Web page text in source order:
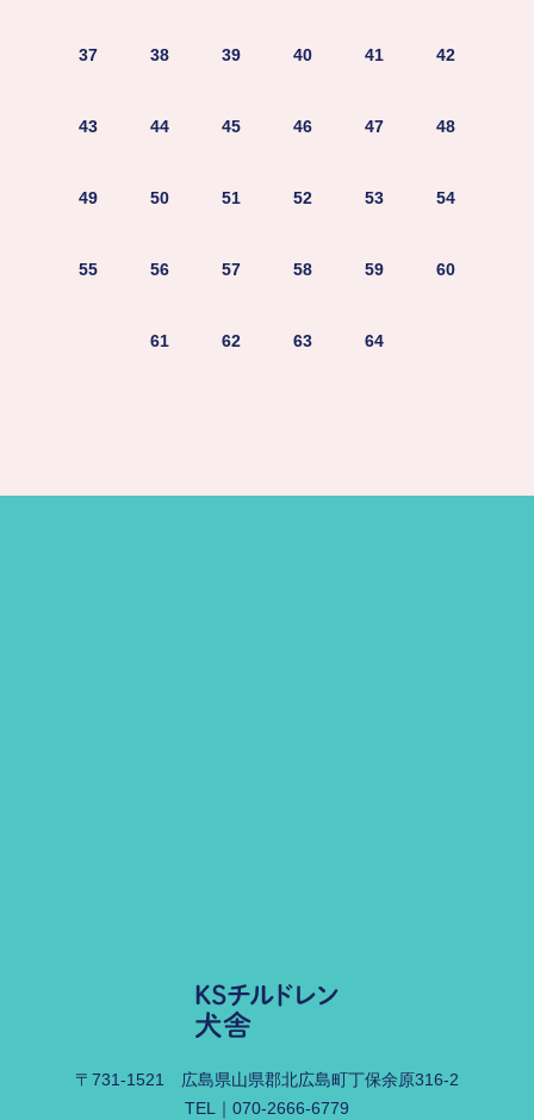
37 38 39 40 41 42
43 44 45 46 47 48
49 50 51 52 53 54
55 56 57 58 59 60
61 62 63 64
〒731-1521 広島県山県郡北広島町丁保余原316-2
TEL｜ 070-2666-6779